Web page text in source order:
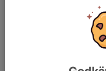
Hyrox är fantastisk
passar alla så vi i OCR-
springgruppen och andra i
man Hyrox under vintern